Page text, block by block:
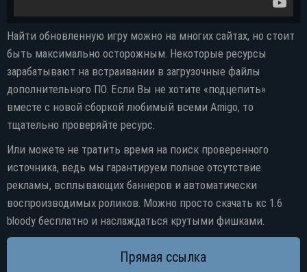
Найти обновленную игру можно на многих сайтах, но стоит
быть максимально осторожным. Некоторые ресурсы
зарабатывают на встраивании в загрузочные файлы
дополнительного ПО. Если Вы не хотите «подцепить»
вместе с новой сборкой любимый всеми Amigo, то
тщательно проверяйте ресурс.
Или можете не тратить время на поиск проверенного
источника, ведь мы гарантируем полное отсутствие
рекламы, всплывающих баннеров и автоматически
воспроизводимых роликов. Можно просто скачать кс 1.6
bloody бесплатно и наслаждаться крутыми фишками.